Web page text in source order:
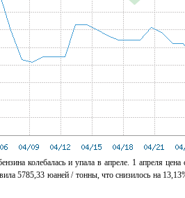
колебалась и упала в апреле. 1 апреля
5785,33 юаней / тонны, что снизилось на